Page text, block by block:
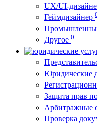
UX/UI-
Геймдизайнер
Другое 0
Юридические
Защита прав
Арбитражные
Проверка